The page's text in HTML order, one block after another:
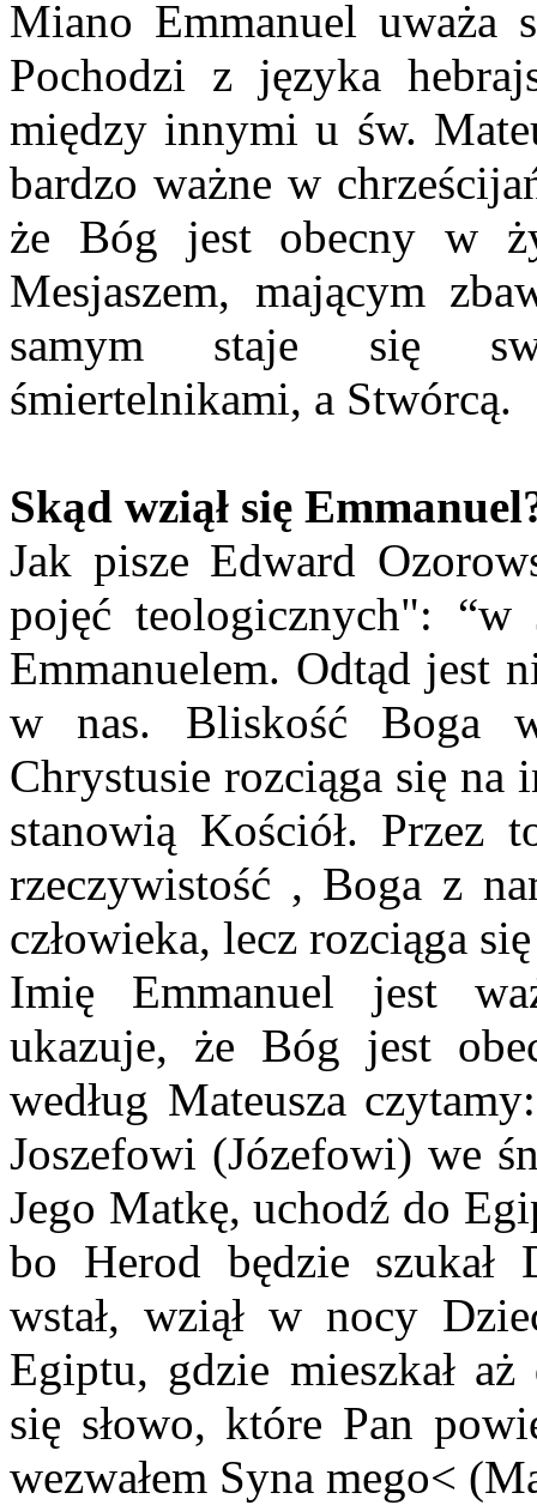
Miano Emmanuel uważa
Pochodzi z języka
między innymi u św.
bardzo ważne w
że Bóg jest obecny w
Mesjaszem, mającym
samym staje się
śmiertelnikami, a Stwórcą.
Skąd wziął się
Jak pisze Edward
pojęć teologicznych": “w
Emmanuelem. Odtąd jest
w nas. Bliskość Boga
Chrystusie rozciąga się
stanowią Kościół. Przez
rzeczywistość , Boga z
człowieka, lecz rozciąga
Imię Emmanuel jest
ukazuje, że Bóg jest
według Mateusza
Joszefowi (Józefowi) we
Jego Matkę, uchodź do
bo Herod będzie szukał
wstał, wziął w nocy
Egiptu, gdzie mieszkał
się słowo, które Pan
wezwałem Syna mego<